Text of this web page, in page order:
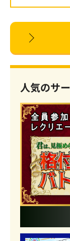
人気のサ